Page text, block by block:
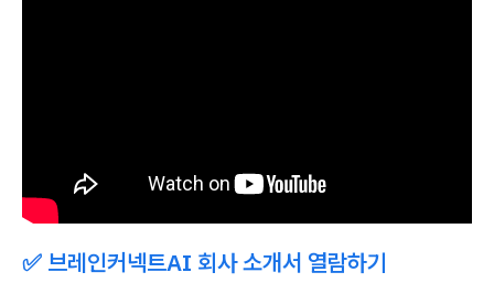
✅ 브레인커넥트AI 회사 소개서 열람하기